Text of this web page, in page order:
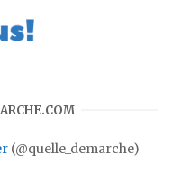
(@quelle_demarche)